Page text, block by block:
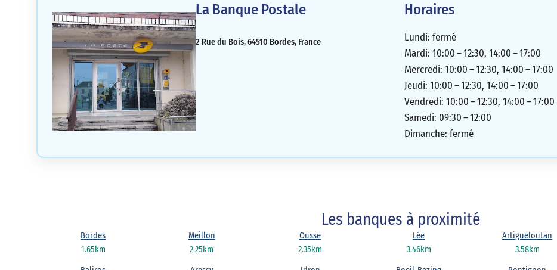
La Banque Postale
2 Rue du Bois, 64510 Bordes, France
Horaires
Lundi: fermé
Mardi: 10:00 – 12:30, 14:00 – 17:00
Mercredi: 10:00 – 12:30, 14:00 – 17:00
Jeudi: 10:00 – 12:30, 14:00 – 17:00
Vendredi: 10:00 – 12:30, 14:00 – 17:00
Samedi: 09:30 – 12:00
Dimanche: fermé
Les banques à proximité
1.65km
Bordes
2.25km
Meillon
2.35km
Ousse
3.46km
Lée
3.58km
Artigueloutan